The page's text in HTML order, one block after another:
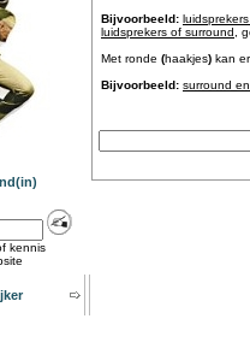
kennis
Bijvoorbeeld:
luidsprekers of surround ,
Met ronde (haakjes) kan
Bijvoorbeeld: surround